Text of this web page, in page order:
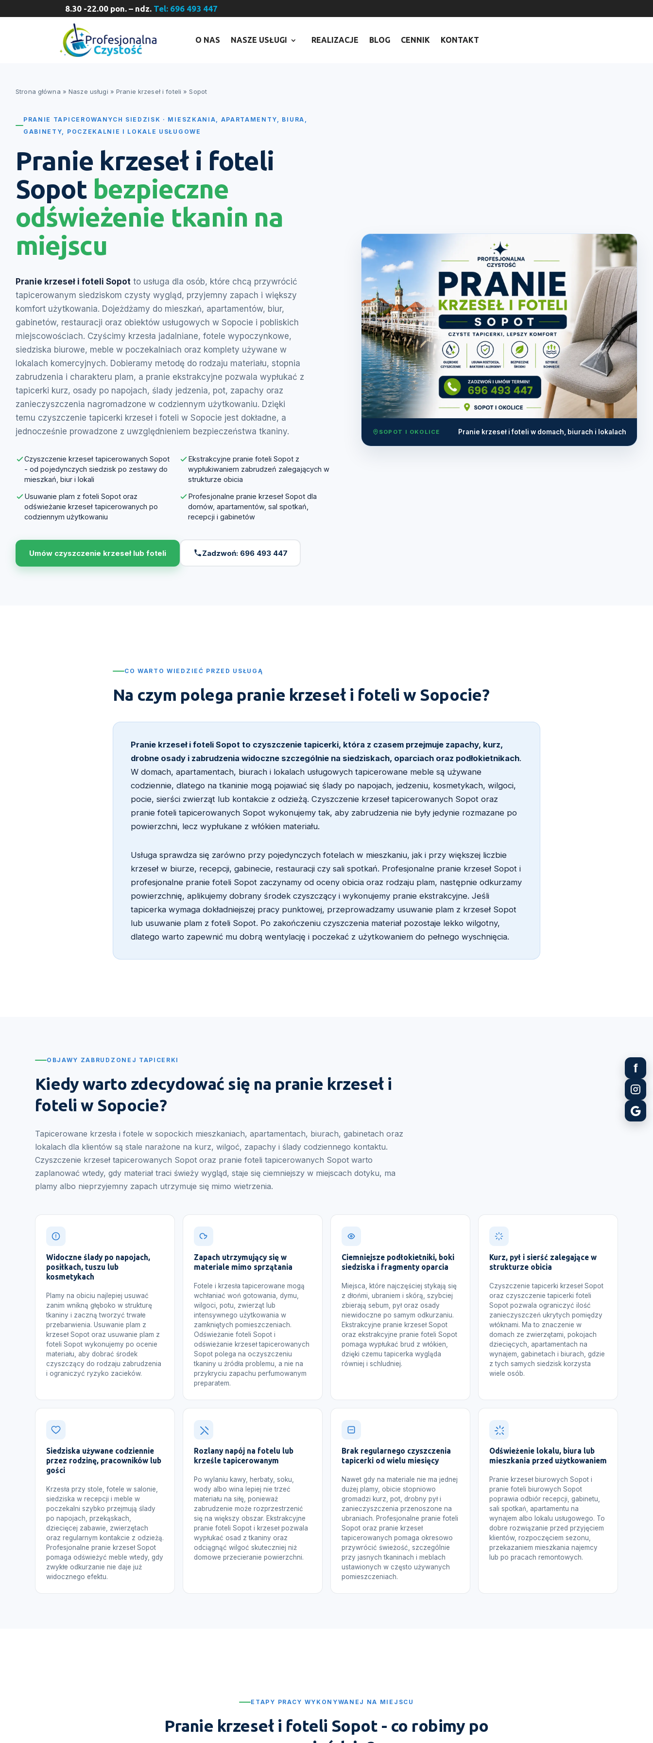
8.30 -22.00 pon. – ndz. Tel: 696 493 447
O NAS NASZE USŁUGI REALIZACJE BLOG CENNIK KONTAKT
Strona główna »Nasze usługi »Pranie krzeseł i foteli »Sopot
PRANIE TAPICEROWANYCH SIEDZISK · MIESZKANIA, APARTAMENTY, BIURA,
GABINETY, POCZEKALNIE I LOKALE USŁUGOWE
Pranie krzeseł i foteli
Sopot bezpieczne
odświeżenie tkanin na
miejscu
Pranie krzeseł i foteli Sopot to usługa dla osób, które chcą przywrócić
tapicerowanym siedziskom czysty wygląd, przyjemny zapach i większy
komfort użytkowania. Dojeżdżamy do mieszkań, apartamentów, biur,
gabinetów, restauracji oraz obiektów usługowych w Sopocie i pobliskich
miejscowościach. Czyścimy krzesła jadalniane, fotele wypoczynkowe,
siedziska biurowe, meble w poczekalniach oraz komplety używane w
lokalach komercyjnych. Dobieramy metodę do rodzaju materiału, stopnia
zabrudzenia i charakteru plam, a pranie ekstrakcyjne pozwala wypłukać z
tapicerki kurz, osady po napojach, ślady jedzenia, pot, zapachy oraz
zanieczyszczenia nagromadzone w codziennym użytkowaniu. Dzięki
temu czyszczenie tapicerki krzeseł i foteli w Sopocie jest dokładne, a
jednocześnie prowadzone z uwzględnieniem bezpieczeństwa tkaniny.
Czyszczenie krzeseł tapicerowanych Sopot
- od pojedynczych siedzisk po zestawy do
mieszkań, biur i lokali
Ekstrakcyjne pranie foteli Sopot z
wypłukiwaniem zabrudzeń zalegających w
strukturze obicia
Usuwanie plam z foteli Sopot oraz
odświeżanie krzeseł tapicerowanych po
codziennym użytkowaniu
Profesjonalne pranie krzeseł Sopot dla
domów, apartamentów, sal spotkań,
recepcji i gabinetów
Umów czyszczenie krzeseł lub foteli Zadzwoń: 696 493 447
SOPOT I OKOLICE Pranie krzeseł i foteli w domach, biurach i lokalach
CO WARTO WIEDZIEĆ PRZED USŁUGĄ
Na czym polega pranie krzeseł i foteli w Sopocie?
Pranie krzeseł i foteli Sopot to czyszczenie tapicerki, która z czasem przejmuje zapachy, kurz,
drobne osady i zabrudzenia widoczne szczególnie na siedziskach, oparciach oraz podłokietnikach.
W domach, apartamentach, biurach i lokalach usługowych tapicerowane meble są używane
codziennie, dlatego na tkaninie mogą pojawiać się ślady po napojach, jedzeniu, kosmetykach, wilgoci,
pocie, sierści zwierząt lub kontakcie z odzieżą. Czyszczenie krzeseł tapicerowanych Sopot oraz
pranie foteli tapicerowanych Sopot wykonujemy tak, aby zabrudzenia nie były jedynie rozmazane po
powierzchni, lecz wypłukane z włókien materiału.
Usługa sprawdza się zarówno przy pojedynczych fotelach w mieszkaniu, jak i przy większej liczbie
krzeseł w biurze, recepcji, gabinecie, restauracji czy sali spotkań. Profesjonalne pranie krzeseł Sopot i
profesjonalne pranie foteli Sopot zaczynamy od oceny obicia oraz rodzaju plam, następnie odkurzamy
powierzchnię, aplikujemy dobrany środek czyszczący i wykonujemy pranie ekstrakcyjne. Jeśli
tapicerka wymaga dokładniejszej pracy punktowej, przeprowadzamy usuwanie plam z krzeseł Sopot
lub usuwanie plam z foteli Sopot. Po zakończeniu czyszczenia materiał pozostaje lekko wilgotny,
dlatego warto zapewnić mu dobrą wentylację i poczekać z użytkowaniem do pełnego wyschnięcia.
OBJAWY ZABRUDZONEJ TAPICERKI
Kiedy warto zdecydować się na pranie krzeseł i
foteli w Sopocie?
Tapicerowane krzesła i fotele w sopockich mieszkaniach, apartamentach, biurach, gabinetach oraz
lokalach dla klientów są stale narażone na kurz, wilgoć, zapachy i ślady codziennego kontaktu.
Czyszczenie krzeseł tapicerowanych Sopot oraz pranie foteli tapicerowanych Sopot warto
zaplanować wtedy, gdy materiał traci świeży wygląd, staje się ciemniejszy w miejscach dotyku, ma
plamy albo nieprzyjemny zapach utrzymuje się mimo wietrzenia.
Widoczne ślady po napojach,
posiłkach, tuszu lub
kosmetykach
Plamy na obiciu najlepiej usuwać
zanim wnikną głęboko w strukturę
tkaniny i zaczną tworzyć trwałe
przebarwienia. Usuwanie plam z
krzeseł Sopot oraz usuwanie plam z
foteli Sopot wykonujemy po ocenie
materiału, aby dobrać środek
czyszczący do rodzaju zabrudzenia
i ograniczyć ryzyko zacieków.
Zapach utrzymujący się w
materiale mimo sprzątania
Fotele i krzesła tapicerowane mogą
wchłaniać woń gotowania, dymu,
wilgoci, potu, zwierząt lub
intensywnego użytkowania w
zamkniętych pomieszczeniach.
Odświeżanie foteli Sopot i
odświeżanie krzeseł tapicerowanych
Sopot polega na oczyszczeniu
tkaniny u źródła problemu, a nie na
przykryciu zapachu perfumowanym
preparatem.
Ciemniejsze podłokietniki, boki
siedziska i fragmenty oparcia
Miejsca, które najczęściej stykają się
z dłońmi, ubraniem i skórą, szybciej
zbierają sebum, pył oraz osady
niewidoczne po samym odkurzaniu.
Ekstrakcyjne pranie krzeseł Sopot
oraz ekstrakcyjne pranie foteli Sopot
pomaga wypłukać brud z włókien,
dzięki czemu tapicerka wygląda
równiej i schludniej.
Kurz, pył i sierść zalegające w
strukturze obicia
Czyszczenie tapicerki krzeseł Sopot
oraz czyszczenie tapicerki foteli
Sopot pozwala ograniczyć ilość
zanieczyszczeń ukrytych pomiędzy
włóknami. Ma to znaczenie w
domach ze zwierzętami, pokojach
dziecięcych, apartamentach na
wynajem, gabinetach i biurach, gdzie
z tych samych siedzisk korzysta
wiele osób.
Siedziska używane codziennie
przez rodzinę, pracowników lub
gości
Krzesła przy stole, fotele w salonie,
siedziska w recepcji i meble w
poczekalni szybko przejmują ślady
po napojach, przekąskach,
dziecięcej zabawie, zwierzętach
oraz regularnym kontakcie z odzieżą.
Profesjonalne pranie krzeseł Sopot
pomaga odświeżyć meble wtedy, gdy
zwykłe odkurzanie nie daje już
widocznego efektu.
Rozlany napój na fotelu lub
krześle tapicerowanym
Po wylaniu kawy, herbaty, soku,
wody albo wina lepiej nie trzeć
materiału na siłę, ponieważ
zabrudzenie może rozprzestrzenić
się na większy obszar. Ekstrakcyjne
pranie foteli Sopot i krzeseł pozwala
wypłukać osad z tkaniny oraz
odciągnąć wilgoć skuteczniej niż
domowe przecieranie powierzchni.
Brak regularnego czyszczenia
tapicerki od wielu miesięcy
Nawet gdy na materiale nie ma jednej
dużej plamy, obicie stopniowo
gromadzi kurz, pot, drobny pył i
zanieczyszczenia przenoszone na
ubraniach. Profesjonalne pranie foteli
Sopot oraz pranie krzeseł
tapicerowanych pomaga okresowo
przywrócić świeżość, szczególnie
przy jasnych tkaninach i meblach
ustawionych w często używanych
pomieszczeniach.
Odświeżenie lokalu, biura lub
mieszkania przed użytkowaniem
Pranie krzeseł biurowych Sopot i
pranie foteli biurowych Sopot
poprawia odbiór recepcji, gabinetu,
sali spotkań, apartamentu na
wynajem albo lokalu usługowego. To
dobre rozwiązanie przed przyjęciem
klientów, rozpoczęciem sezonu,
przekazaniem mieszkania najemcy
lub po pracach remontowych.
ETAPY PRACY WYKONYWANEJ NA MIEJSCU
Pranie krzeseł i foteli Sopot - co robimy po
f